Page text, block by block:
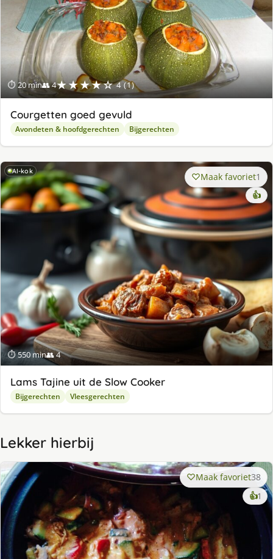
⏱ 20 min👥 4★★★★☆ 4 (1)
Courgetten goed gevuld
Avondeten & hoofdgerechten Bijgerechten
AI-kok
⏱ 550 min👥 4
Maak favoriet1
👍
Lams Tajine uit de Slow Cooker
Bijgerechten Vleesgerechten
Lekker hierbij
Maak favoriet38
👍1